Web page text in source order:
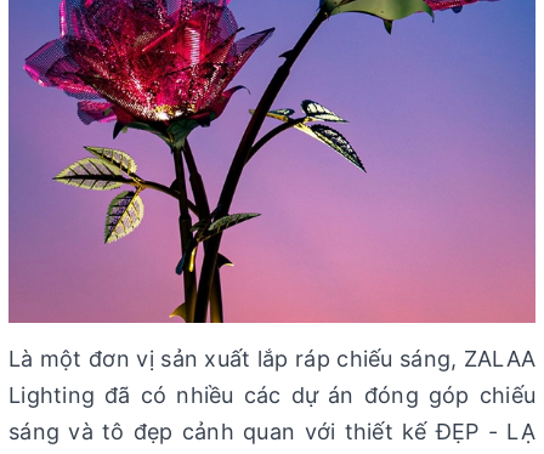
Là một đơn vị sản xuất lắp ráp chiếu sáng, ZALAA
Lighting đã có nhiều các dự án đóng góp chiếu
sáng và tô đẹp cảnh quan với thiết kế ĐẸP - LẠ